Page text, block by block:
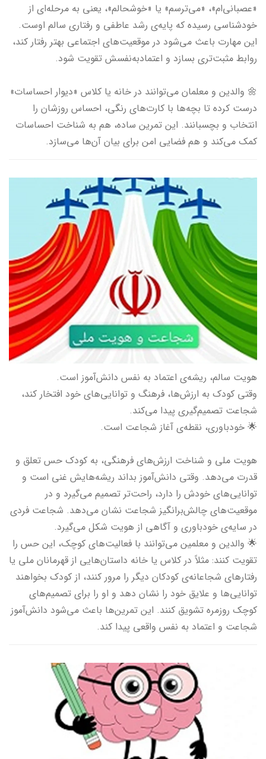
«عصبانی‌ام»، «می‌ترسم» یا «خوشحالم»، یعنی به مرحله‌ای از
خودشناسی رسیده که پایه‌ی رشد عاطفی و رفتاری سالم اوست.
این مهارت باعث می‌شود در موقعیت‌های اجتماعی بهتر رفتار کند،
روابط مثبت‌تری بسازد و اعتمادبه‌نفسش تقویت شود.
🌼 والدین و معلمان می‌توانند در خانه یا کلاس «دیوار احساسات»
درست کرده تا بچه‌ها با کارت‌های رنگی، احساس روزشان را
انتخاب و بچسبانند. این تمرین ساده، هم به شناخت احساسات
کمک می‌کند و هم فضایی امن برای بیان آن‌ها می‌سازد.
هویت سالم، ریشه‌ی اعتماد به نفس دانش‌آموز است.
وقتی کودک به ارزش‌ها، فرهنگ و توانایی‌های خود افتخار کند،
شجاعت تصمیم‌گیری پیدا می‌کند.
🌟 خودباوری، نقطه‌ی آغاز شجاعت است.
هویت ملی و شناخت ارزش‌های فرهنگی، به کودک حس تعلق و
قدرت می‌دهد. وقتی دانش‌آموز بداند ریشه‌هایش غنی است و
توانایی‌های خودش را دارد، راحت‌تر تصمیم می‌گیرد و در
موقعیت‌های چالش‌برانگیز شجاعت نشان می‌دهد. شجاعت فردی
در سایه‌ی خودباوری و آگاهی از هویت شکل می‌گیرد.
🌟 والدین و معلمین می‌توانند با فعالیت‌های کوچک، این حس را
تقویت کنند: مثلاً در کلاس یا خانه داستان‌هایی از قهرمانان ملی یا
رفتارهای شجاعانه‌ی کودکان دیگر را مرور کنند، از کودک بخواهند
توانایی‌ها و علایق خود را نشان دهد و او را برای تصمیم‌های
کوچک روزمره تشویق کنند. این تمرین‌ها باعث می‌شود دانش‌آموز
شجاعت و اعتماد به نفس واقعی پیدا کند.